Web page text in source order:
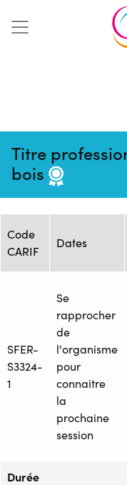
Titre
bois
15/06/2026
Session de
Code
CARIF
Dates
SFER-
S3324-
1
Se
rapprocher
de
l'organisme
pour
connaitre
la
prochaine
session
Durée